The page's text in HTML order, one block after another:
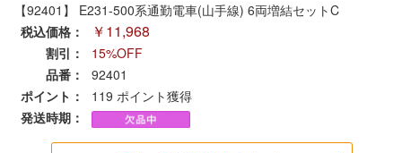
会社概要
レビューについて
© 2026 Mid Japan, Inc.
【92401】 E231-500系通勤電車(山手線) 6両増結セットC
税込価格：
￥11,968
割引：
15%OFF
品番：
92401
ポイント：
119 ポイント獲得
発送時期：